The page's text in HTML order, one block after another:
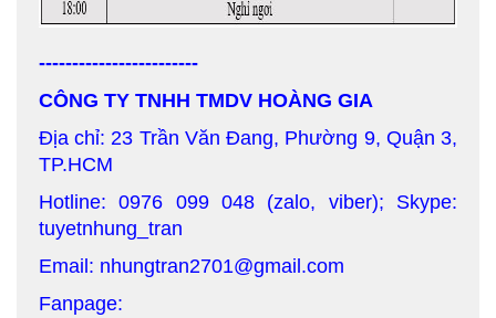
------------------------
CÔNG TY TNHH TMDV HOÀNG GIA
Địa chỉ: 23 Trần Văn Đang, Phường 9, Quận 3,
TP.HCM
Hotline: 0976 099 048 (zalo, viber); Skype:
tuyetnhung_tran
Email: nhungtran2701@gmail.com
Fanpage: